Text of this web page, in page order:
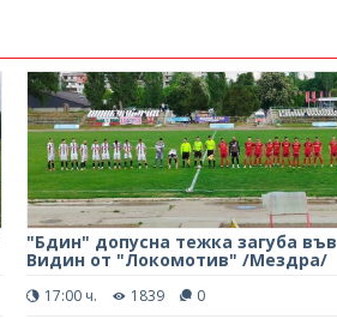
"Бдин" допусна тежка загуба във
Видин от "Локомотив" /Мездра/
17:00 ч. 1839 0